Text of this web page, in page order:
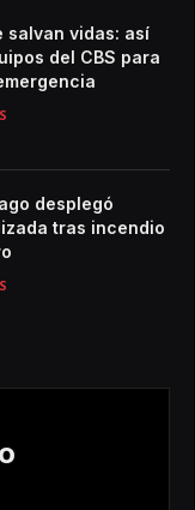
salvan vidas: así
del CBS para
desplegó
tras incendio